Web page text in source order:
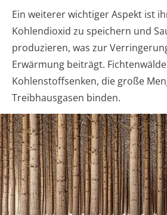
Ein weiterer wichtiger Aspekt ist
Kohlendioxid zu speichern und
produzieren, was zur
Erwärmung beiträgt.
Kohlenstoffsenken, die große
Treibhausgasen binden.